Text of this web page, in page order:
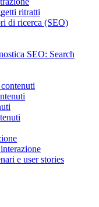
ritratti
di ricerca (SEO)
SEO: Search
e user stories